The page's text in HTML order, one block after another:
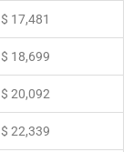
$ 17,481
$ 18,699
$ 20,092
$ 22,339